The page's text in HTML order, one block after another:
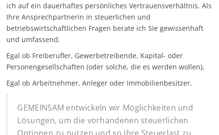
ich auf ein dauerhaftes persönliches Vertrauensverhältnis. Als
Ihre Ansprechpartnerin in steuerlichen und
betriebswirtschaftlichen Fragen berate ich Sie gewissenhaft
und umfassend.
Egal ob Freiberufler, Gewerbetreibende, Kapital- oder
Personengesellschaften (oder solche, die es werden wollen),
Egal ob Arbeitnehmer, Anleger oder Immobilienbesitzer,
GEMEINSAM entwickeln wir Möglichkeiten und
Lösungen, um die vorhandenen steuerlichen